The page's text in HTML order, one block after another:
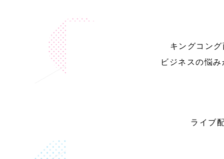
キングコン
ビジネスの悩
ライブ